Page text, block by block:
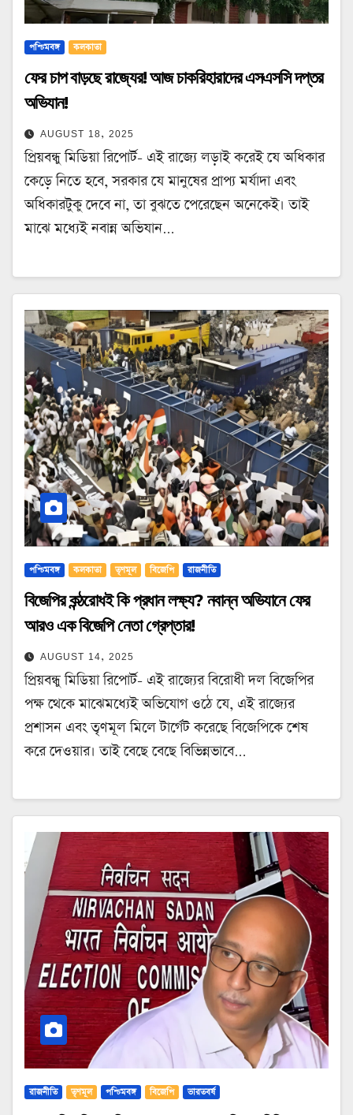
পশ্চিমবঙ্গ কলকাতা
ফের চাপ বাড়ছে রাজ্যের! আজ চাকরিহারাদের এসএসসি দপ্তর
অভিযান!
AUGUST 18, 2025
প্রিয়বন্ধু মিডিয়া রিপোর্ট- এই রাজ্যে লড়াই করেই যে অধিকার
কেড়ে নিতে হবে, সরকার যে মানুষের প্রাপ্য মর্যাদা এবং
অধিকারটুকু দেবে না, তা বুঝতে পেরেছেন অনেকেই। তাই
মাঝে মধ্যেই নবান্ন অভিযান…
পশ্চিমবঙ্গ কলকাতা তৃণমূল বিজেপি রাজনীতি
বিজেপির কন্ঠরোধই কি প্রধান লক্ষ্য? নবান্ন অভিযানে ফের
আরও এক বিজেপি নেতা গ্রেপ্তার!
AUGUST 14, 2025
প্রিয়বন্ধু মিডিয়া রিপোর্ট- এই রাজ্যের বিরোধী দল বিজেপির
পক্ষ থেকে মাঝেমধ্যেই অভিযোগ ওঠে যে, এই রাজ্যের
প্রশাসন এবং তৃণমূল মিলে টার্গেট করেছে বিজেপিকে শেষ
করে দেওয়ার। তাই বেছে বেছে বিভিন্নভাবে…
রাজনীতি তৃণমূল পশ্চিমবঙ্গ বিজেপি ভারতবর্ষ